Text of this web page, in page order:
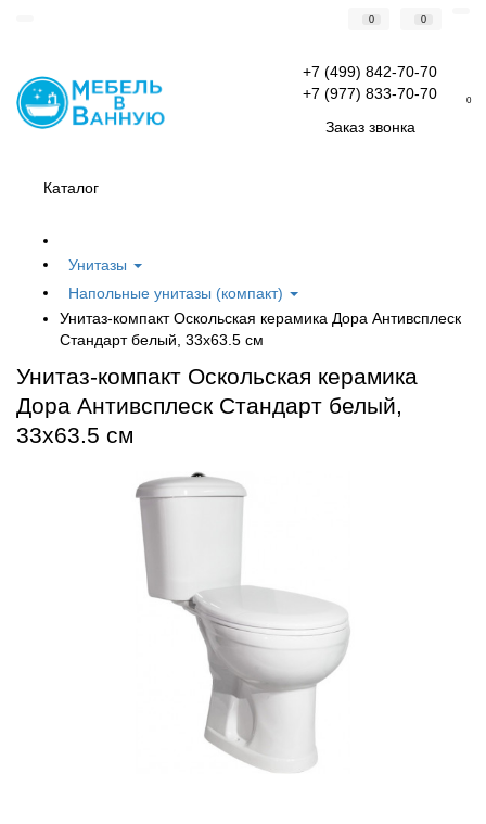
0 0
+7 (499) 842-70-70
+7 (977) 833-70-70
Заказ звонка
0
Каталог
Унитазы
Напольные унитазы (компакт)
Унитаз-компакт Оскольская керамика Дора Антивсплеск
Стандарт белый, 33x63.5 см
Унитаз-компакт Оскольская керамика
Дора Антивсплеск Стандарт белый,
33x63.5 см